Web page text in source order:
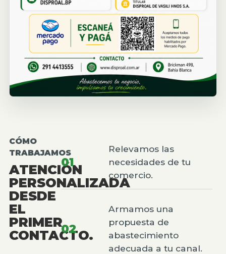
CÓMO
TRABAJAMOS
ATENCIÓN
PERSONALIZADA
DESDE
EL
PRIMER
CONTACTO.
01
Relevamos las
necesidades de tu
comercio.
02
Armamos una
propuesta de
abastecimiento
adecuada a tu canal.